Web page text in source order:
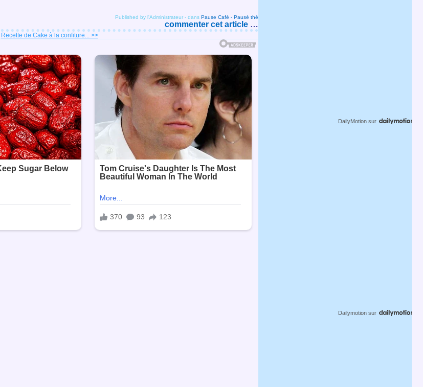
Published by l'Administrateur - dans Pause Café - Pausé thé
commenter cet article …
Recette de Cake à la confiture... >>
DailyMotion sur
Dailymotion sur